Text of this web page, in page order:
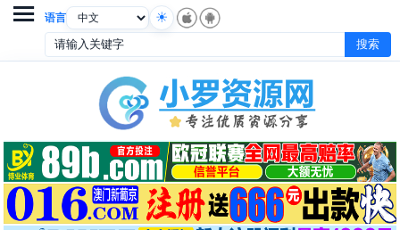
语言
